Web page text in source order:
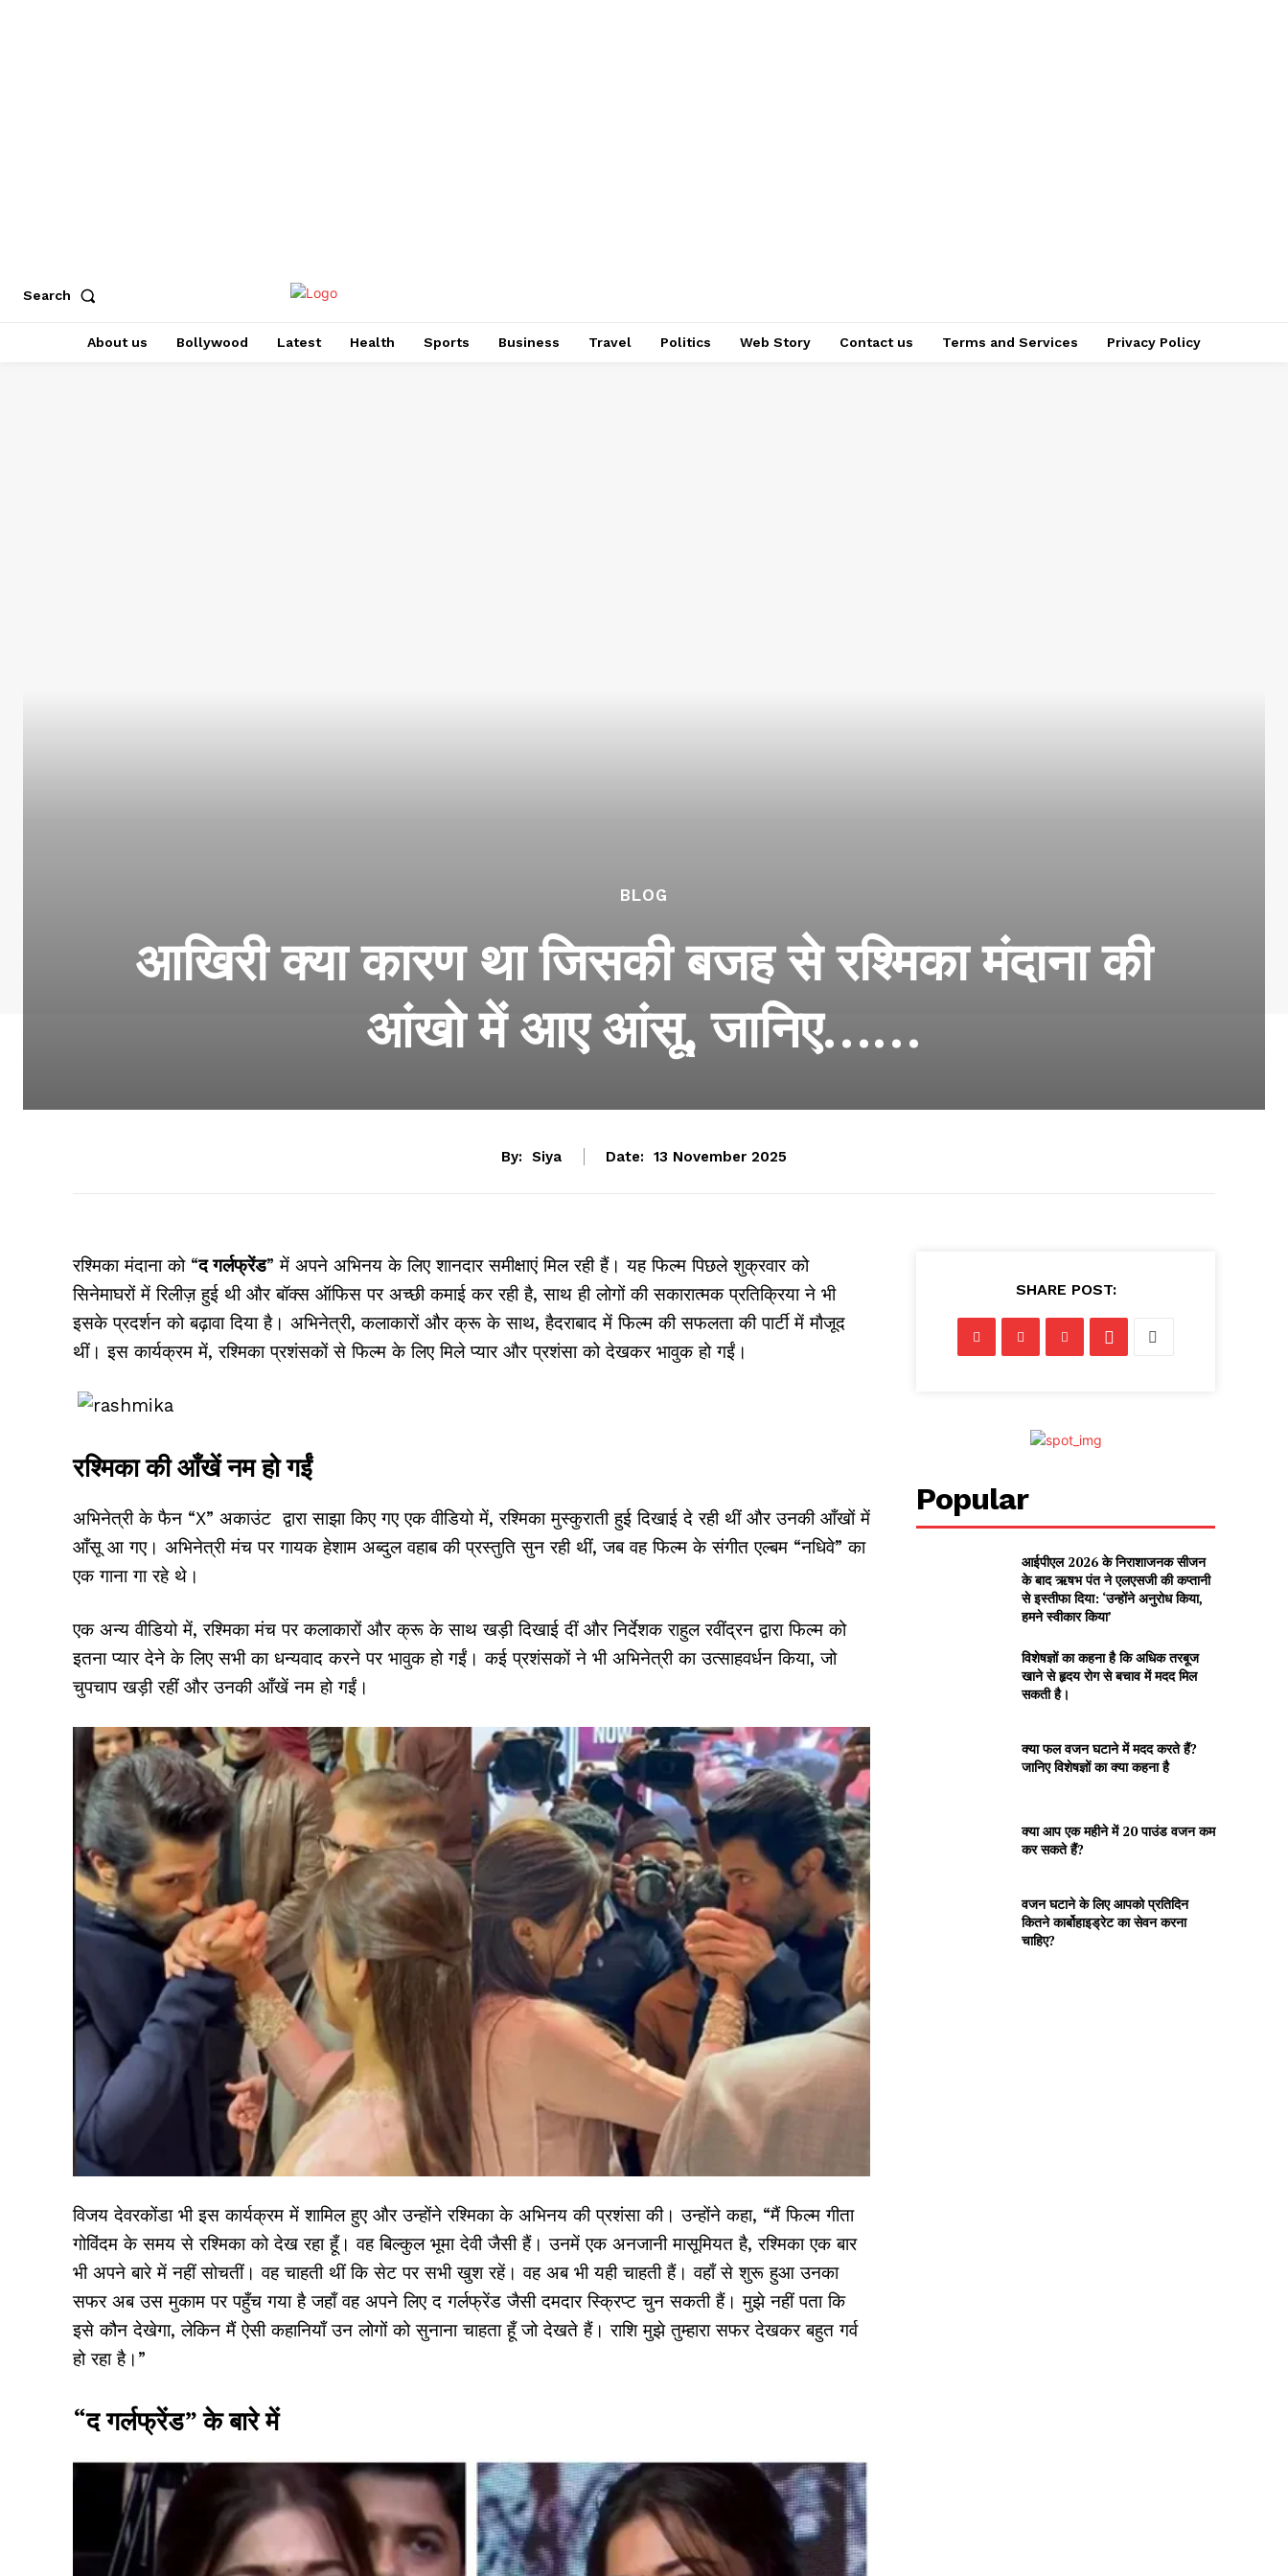
Search
About us Bollywood Latest Health Sports Business Travel Politics Web Story Contact us Terms and Services Privacy Policy
BLOG
आखिरी क्या कारण था जिसकी बजह से रश्मिका मंदाना की
आंखो में आए आंसू, जानिए……
By: Siya Date: 13 November 2025
रश्मिका मंदाना को “द गर्लफ्रेंड” में अपने अभिनय के लिए शानदार समीक्षाएं मिल रही हैं। यह फिल्म पिछले शुक्रवार को
सिनेमाघरों में रिलीज़ हुई थी और बॉक्स ऑफिस पर अच्छी कमाई कर रही है, साथ ही लोगों की सकारात्मक प्रतिक्रिया ने भी
इसके प्रदर्शन को बढ़ावा दिया है। अभिनेत्री, कलाकारों और क्रू के साथ, हैदराबाद में फिल्म की सफलता की पार्टी में मौजूद
थीं। इस कार्यक्रम में, रश्मिका प्रशंसकों से फिल्म के लिए मिले प्यार और प्रशंसा को देखकर भावुक हो गईं।
रश्मिका की आँखें नम हो गईं
अभिनेत्री के फैन “X” अकाउंट द्वारा साझा किए गए एक वीडियो में, रश्मिका मुस्कुराती हुई दिखाई दे रही थीं और उनकी आँखों में
आँसू आ गए। अभिनेत्री मंच पर गायक हेशाम अब्दुल वहाब की प्रस्तुति सुन रही थीं, जब वह फिल्म के संगीत एल्बम “नधिवे” का
एक गाना गा रहे थे।
एक अन्य वीडियो में, रश्मिका मंच पर कलाकारों और क्रू के साथ खड़ी दिखाई दीं और निर्देशक राहुल रवींद्रन द्वारा फिल्म को
इतना प्यार देने के लिए सभी का धन्यवाद करने पर भावुक हो गईं। कई प्रशंसकों ने भी अभिनेत्री का उत्साहवर्धन किया, जो
चुपचाप खड़ी रहीं और उनकी आँखें नम हो गईं।
विजय देवरकोंडा भी इस कार्यक्रम में शामिल हुए और उन्होंने रश्मिका के अभिनय की प्रशंसा की। उन्होंने कहा, “मैं फिल्म गीता
गोविंदम के समय से रश्मिका को देख रहा हूँ। वह बिल्कुल भूमा देवी जैसी हैं। उनमें एक अनजानी मासूमियत है, रश्मिका एक बार
भी अपने बारे में नहीं सोचतीं। वह चाहती थीं कि सेट पर सभी खुश रहें। वह अब भी यही चाहती हैं। वहाँ से शुरू हुआ उनका
सफर अब उस मुकाम पर पहुँच गया है जहाँ वह अपने लिए द गर्लफ्रेंड जैसी दमदार स्क्रिप्ट चुन सकती हैं। मुझे नहीं पता कि
इसे कौन देखेगा, लेकिन मैं ऐसी कहानियाँ उन लोगों को सुनाना चाहता हूँ जो देखते हैं। राशि मुझे तुम्हारा सफर देखकर बहुत गर्व
हो रहा है।”
“द गर्लफ्रेंड” के बारे में
SHARE POST:
Popular
आईपीएल 2026 के निराशाजनक सीजन
के बाद ऋषभ पंत ने एलएसजी की कप्तानी
से इस्तीफा दिया: ‘उन्होंने अनुरोध किया,
हमने स्वीकार किया’
विशेषज्ञों का कहना है कि अधिक तरबूज
खाने से हृदय रोग से बचाव में मदद मिल
सकती है।
क्या फल वजन घटाने में मदद करते हैं?
जानिए विशेषज्ञों का क्या कहना है
क्या आप एक महीने में 20 पाउंड वजन कम
कर सकते हैं?
वजन घटाने के लिए आपको प्रतिदिन
कितने कार्बोहाइड्रेट का सेवन करना
चाहिए?